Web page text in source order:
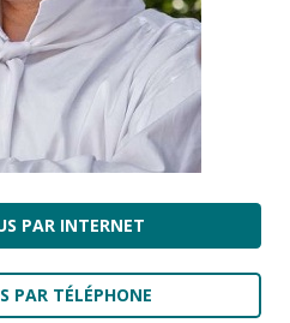
PAR INTERNET
PAR TÉLÉPHONE